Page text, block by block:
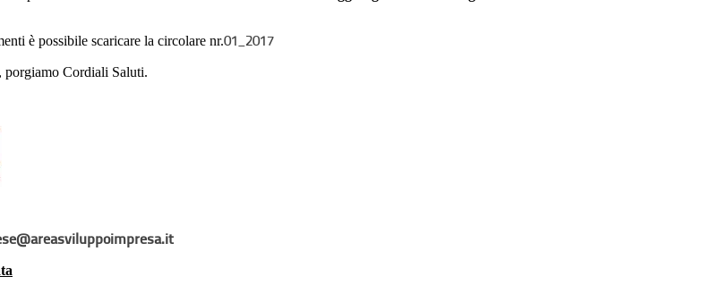
è possibile scaricare la circolare nr.01_2017
porgiamo Cordiali Saluti.